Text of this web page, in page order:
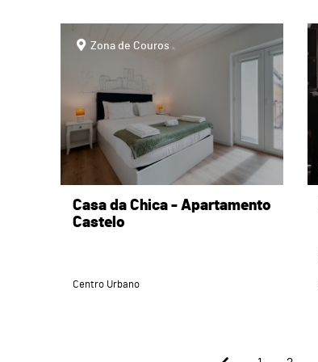
pageZona de Couros
Casa da Chica - Apartamento
Castelo
Centro Urbano